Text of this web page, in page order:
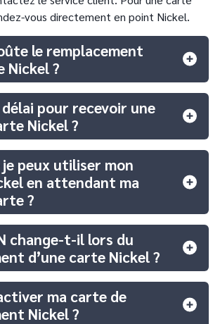
vous directement en point Nickel.
le remplacement
Nickel ?
pour recevoir une
Nickel ?
peux utiliser mon
en attendant ma
?
change-t-il lors du
d’une carte Nickel ?
ma carte de
Nickel ?